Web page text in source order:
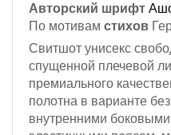
Авторский шрифт
По мотивам стихов
Свитшот унисекс
спущенной плечевой
премиального
полотна в варианте
внутренними